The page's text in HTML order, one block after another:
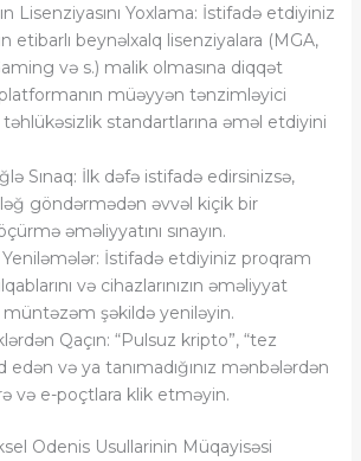
Lisenziyasını Yoxlama: İstifadə etdiyiniz
etibarlı beynəlxalq lisenziyalara (MGA,
və s.) malik olmasına diqqət
müəyyən tənzimləyici
standartlarına əməl etdiyini
Sınaq: İlk dəfə istifadə edirsinizsə,
göndərmədən əvvəl kiçik bir
əməliyyatını sınayın.
İstifadə etdiyiniz proqram
və cihazlarınızın əməliyyat
şəkildə yeniləyin.
Qaçın: “Pulsuz kripto”, “tez
edən və ya tanımadığınız mənbələrdən
və e-poçtlara klik etməyin.
Odenis Usullarinin Müqayisəsi